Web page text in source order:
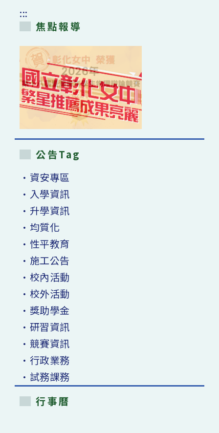
:::
焦點報導
公告Tag
•資安專區
•入學資訊
•升學資訊
•均質化
•性平教育
•施工公告
•校內活動
•校外活動
•獎助學金
•研習資訊
•競賽資訊
•行政業務
•試務課務
行事曆